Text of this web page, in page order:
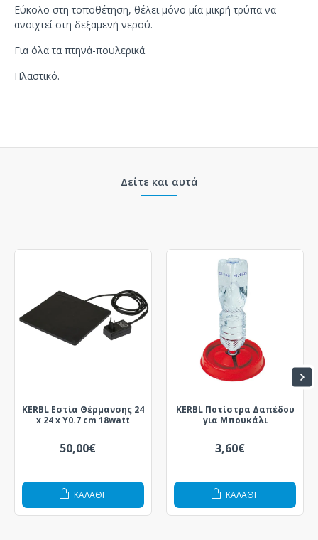
Εύκολο στη τοποθέτηση, θέλει μόνο μία μικρή τρύπα να
ανοιχτεί στη δεξαμενή νερού.
Για όλα τα πτηνά-πουλερικά.
Πλαστικό.
Δείτε και αυτά
KERBL Εστία Θέρμανσης 24
x 24 x Υ0.7 cm 18watt
50,00€
ΚΑΛΆΘΙ
KERBL Ποτίστρα Δαπέδου
για Μπουκάλι
3,60€
ΚΑΛΆΘΙ